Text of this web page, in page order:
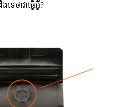
េថាវាធ្វើអ្វី?